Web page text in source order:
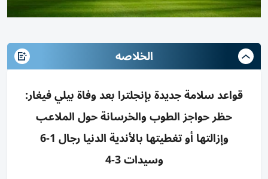
الخلاصه
قواعد سلامة جديدة بإنجلترا بعد وفاة بيلي فيغار:
حظر حواجز الطوب والخرسانة حول الملاعب
وإزالتها أو تغطيتها بالأندية الدنيا رجال 1-6
وسيدات 3-4